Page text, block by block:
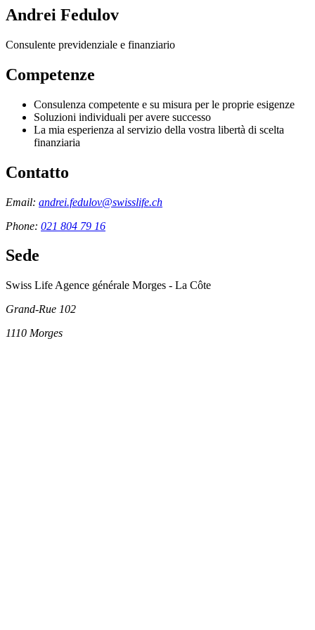
Andrei Fedulov
Consulente previdenziale e finanziario
Competenze
Consulenza competente e su misura per le proprie esigenze
Soluzioni individuali per avere successo
La mia esperienza al servizio della vostra libertà di scelta
finanziaria
Contatto
Email: andrei.fedulov@swisslife.ch
Phone: 021 804 79 16
Sede
Swiss Life Agence générale Morges - La Côte
Grand-Rue 102
1110 Morges